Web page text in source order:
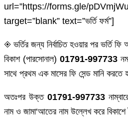
url=”https://forms.gle/
target=”blank” text=”ভর্তি ফর্ম”]
◈ ভর্তির জন্য নির্বাচিত হওয়ার পর ভর্তি ফি
বিকাশ (পারসোনাল) 01791-997733
সাথে প্রথম এক মাসের ফি সেন্ড মানি করতে
অতঃপর উক্ত01791-997733
নাম ও জামা‘আতের নাম উল্লেখ করে বিকাশে